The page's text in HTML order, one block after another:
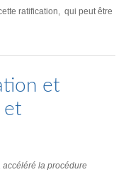
ratification, qui peut être
et
et
accéléré la procédure